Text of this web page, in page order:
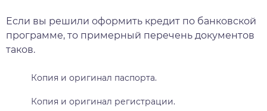
Если вы решили оформить кредит по банковской
программе, то примерный перечень документов
таков.
Копия и оригинал паспорта.
Копия и оригинал регистрации.